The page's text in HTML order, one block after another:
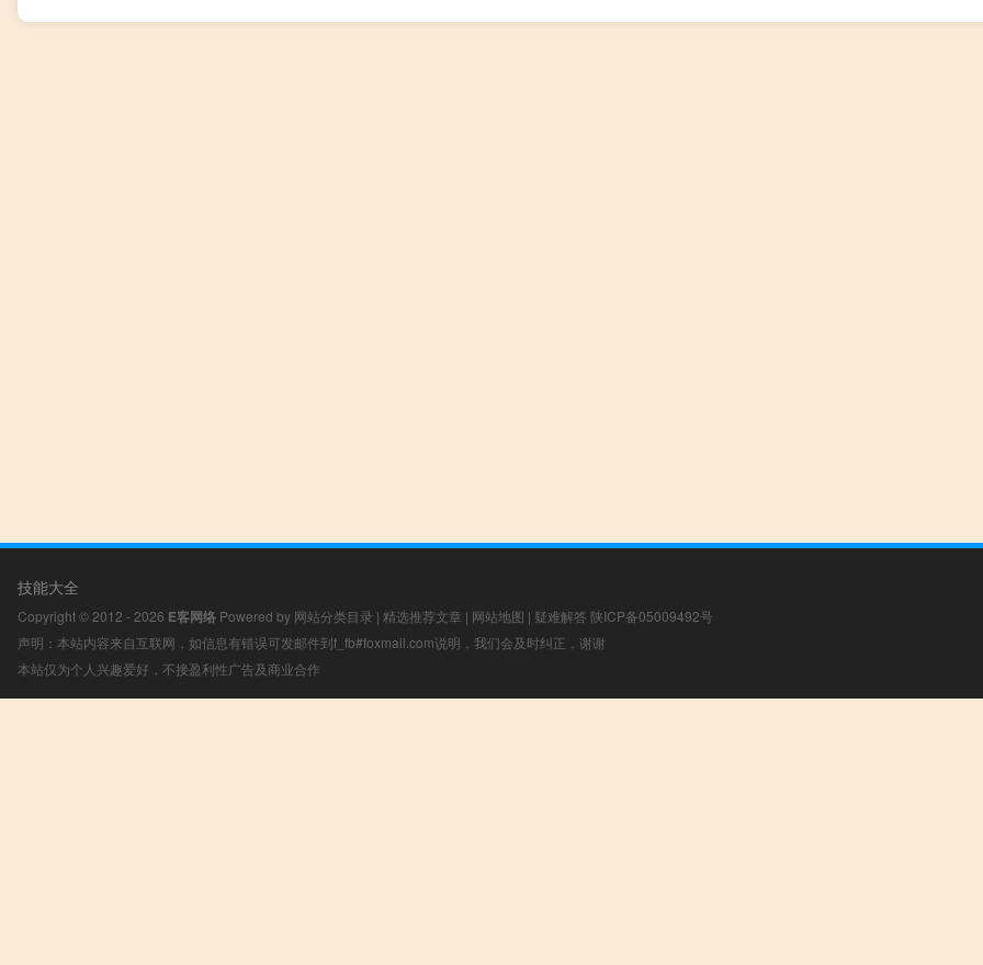
技能大全
Copyright © 2012 - 2026 E客网络 Powered by 网站分类目录 | 精选推荐文章 | 网站地图 | 疑难解答 陕ICP备05009492号
声明：本站内容来自互联网，如信息有错误可发邮件到f_fb#foxmail.com说明，我们会及时纠正，谢谢
本站仅为个人兴趣爱好，不接盈利性广告及商业合作